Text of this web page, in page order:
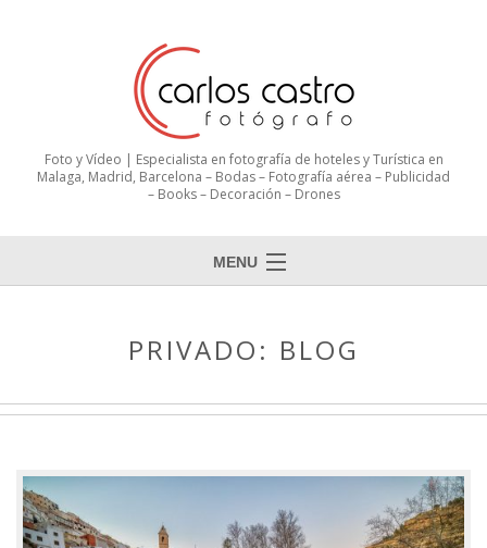
Foto y Vídeo | Especialista en fotografía de hoteles y Turística en
Malaga, Madrid, Barcelona – Bodas – Fotografía aérea – Publicidad
– Books – Decoración – Drones
MENU
PRIVADO: BLOG